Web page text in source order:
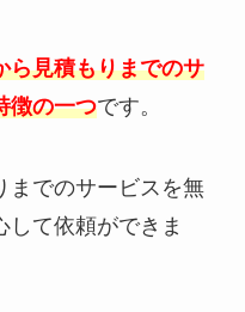
ら見積もりまでのサ
徴の一つです。
までのサービスを無
て依頼ができま